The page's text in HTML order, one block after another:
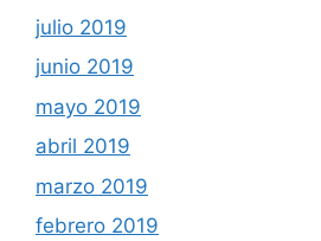
julio 2019
junio 2019
mayo 2019
abril 2019
marzo 2019
febrero 2019